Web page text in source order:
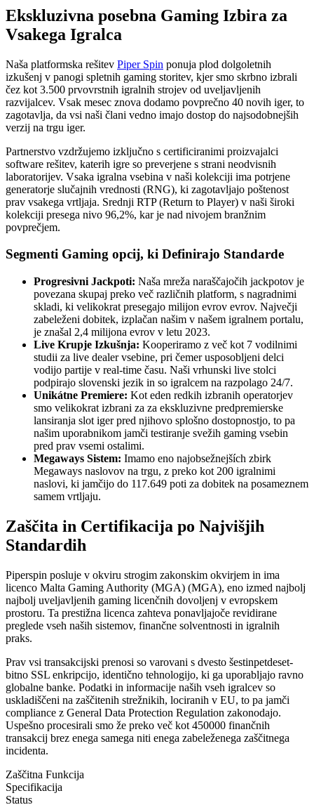
Ekskluzivna posebna Gaming Izbira za
Vsakega Igralca
Naša platformska rešitev Piper Spin ponuja plod dolgoletnih
izkušenj v panogi spletnih gaming storitev, kjer smo skrbno izbrali
čez kot 3.500 prvovrstnih igralnih strojev od uveljavljenih
razvijalcev. Vsak mesec znova dodamo povprečno 40 novih iger, to
zagotavlja, da vsi naši člani vedno imajo dostop do najsodobnejših
verzij na trgu iger.
Partnerstvo vzdržujemo izključno s certificiranimi proizvajalci
software rešitev, katerih igre so preverjene s strani neodvisnih
laboratorijev. Vsaka igralna vsebina v naši kolekciji ima potrjene
generatorje slučajnih vrednosti (RNG), ki zagotavljajo poštenost
prav vsakega vrtljaja. Srednji RTP (Return to Player) v naši široki
kolekciji presega nivo 96,2%, kar je nad nivojem branžnim
povprečjem.
Segmenti Gaming opcij, ki Definirajo Standarde
Progresivni Jackpoti: Naša mreža naraščajočih jackpotov je
povezana skupaj preko več različnih platform, s nagradnimi
skladi, ki velikokrat presegajo milijon evrov evrov. Največji
zabeleženi dobitek, izplačan našim v našem igralnem portalu,
je znašal 2,4 milijona evrov v letu 2023.
Live Krupje Izkušnja: Kooperiramo z več kot 7 vodilnimi
studii za live dealer vsebine, pri čemer usposobljeni delci
vodijo partije v real-time času. Naši vrhunski live stolci
podpirajo slovenski jezik in so igralcem na razpolago 24/7.
Unikátne Premiere: Kot eden redkih izbranih operatorjev
smo velikokrat izbrani za za ekskluzivne predpremierske
lansiranja slot iger pred njihovo splošno dostopnostjo, to pa
našim uporabnikom jamči testiranje svežih gaming vsebin
pred prav vsemi ostalimi.
Megaways Sistem: Imamo eno najobsežnejších zbirk
Megaways naslovov na trgu, z preko kot 200 igralnimi
naslovi, ki jamčijo do 117.649 poti za dobitek na posameznem
samem vrtljaju.
Zaščita in Certifikacija po Najvišjih
Standardih
Piperspin posluje v okviru strogim zakonskim okvirjem in ima
licenco Malta Gaming Authority (MGA) (MGA), eno izmed najbolj
najbolj uveljavljenih gaming licenčnih dovoljenj v evropskem
prostoru. Ta prestižna licenca zahteva ponavljajoče revidirane
preglede vseh naših sistemov, finančne solventnosti in igralnih
praks.
Prav vsi transakcijski prenosi so varovani s dvesto šestinpetdeset-
bitno SSL enkripcijo, identično tehnologijo, ki ga uporabljajo ravno
globalne banke. Podatki in informacije naših vseh igralcev so
uskladiščeni na zaščitenih strežnikih, lociranih v EU, to pa jamči
compliance z General Data Protection Regulation zakonodajo.
Uspešno procesirali smo že preko več kot 450000 finančnih
transakcij brez enega samega niti enega zabeleženega zaščitnega
incidenta.
Zaščitna Funkcija
Specifikacija
Status